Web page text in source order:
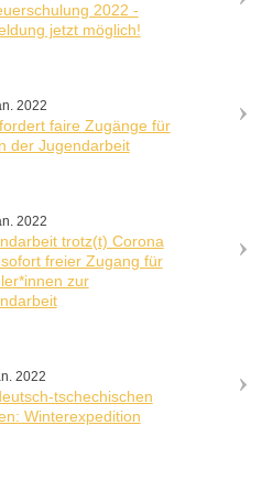
2022 -
jetzt möglich!
2022
faire Zugänge für
der Jugendarbeit
2022
trotz(t) Corona
freier Zugang für
zur
2022
tschechischen
Winterexpedition